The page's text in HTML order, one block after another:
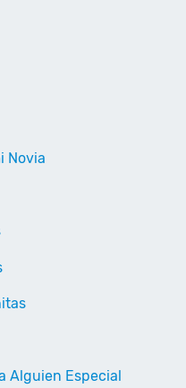
Novia
Alguien Especial